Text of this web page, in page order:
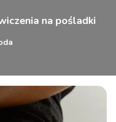
na pośladki